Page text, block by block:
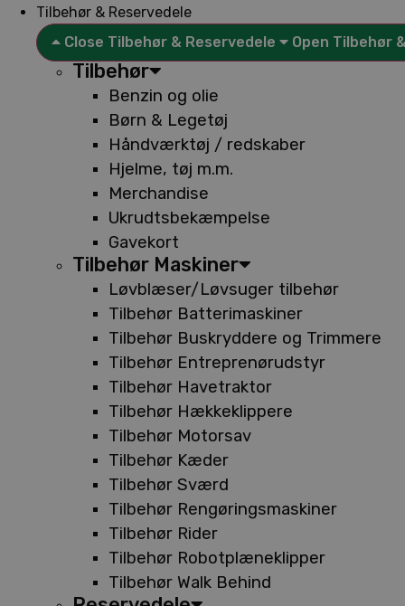
Tilbehør & Reservedele
Close Tilbehør & Reservedele
Open Tilbehør
Tilbehør
Benzin og olie
Børn & Legetøj
Håndværktøj / redskaber
Hjelme, tøj m.m.
Merchandise
Ukrudtsbekæmpelse
Gavekort
Tilbehør Maskiner
Løvblæser/Løvsuger tilbehør
Tilbehør Batterimaskiner
Tilbehør Buskryddere og Trimmere
Tilbehør Entreprenørudstyr
Tilbehør Havetraktor
Tilbehør Hækkeklippere
Tilbehør Motorsav
Tilbehør Kæder
Tilbehør Sværd
Tilbehør Rengøringsmaskiner
Tilbehør Rider
Tilbehør Robotplæneklipper
Tilbehør Walk Behind